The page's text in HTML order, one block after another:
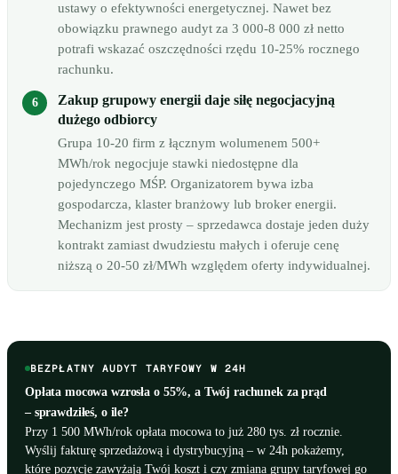
ustawy o efektywności energetycznej. Nawet bez
obowiązku prawnego audyt za 3 000-8 000 zł netto
potrafi wskazać oszczędności rzędu 10-25% rocznego
rachunku.
Zakup grupowy energii daje siłę negocjacyjną
dużego odbiorcy
Grupa 10-20 firm z łącznym wolumenem 500+
MWh/rok negocjuje stawki niedostępne dla
pojedynczego MŚP. Organizatorem bywa izba
gospodarcza, klaster branżowy lub broker energii.
Mechanizm jest prosty – sprzedawca dostaje jeden duży
kontrakt zamiast dwudziestu małych i oferuje cenę
niższą o 20-50 zł/MWh względem oferty indywidualnej.
BEZPŁATNY AUDYT TARYFOWY W 24H
Opłata mocowa wzrosła o 55%, a Twój rachunek za prąd
– sprawdziłeś, o ile?
Przy 1 500 MWh/rok opłata mocowa to już 280 tys. zł rocznie.
Wyślij fakturę sprzedażową i dystrybucyjną – w 24h pokażemy,
które pozycje zawyżają Twój koszt i czy zmiana grupy taryfowej go